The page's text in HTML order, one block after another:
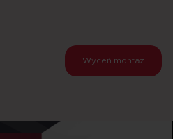
Wyceń montaż